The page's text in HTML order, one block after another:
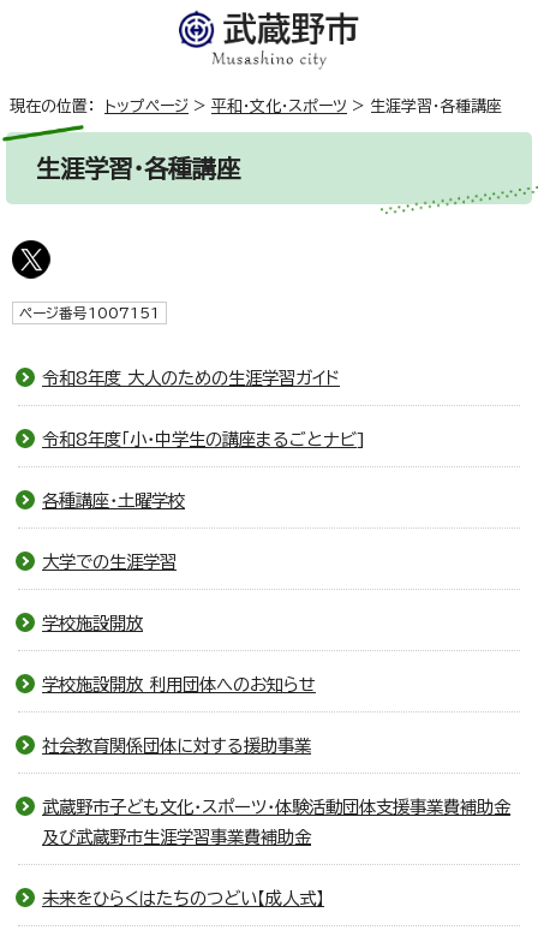
現在の位置： トップページ > 平和・文化・スポーツ > 生涯学習・各種講座
生涯学習・各種講座
ページ番号1007151
令和8年度 大人のための生涯学習ガイド
令和8年度「小・中学生の講座まるごとナビ]
各種講座・土曜学校
大学での生涯学習
学校施設開放
学校施設開放 利用団体へのお知らせ
社会教育関係団体に対する援助事業
武蔵野市子ども文化・スポーツ・体験活動団体支援事業費補助金
及び武蔵野市生涯学習事業費補助金
未来をひらくはたちのつどい【成人式】